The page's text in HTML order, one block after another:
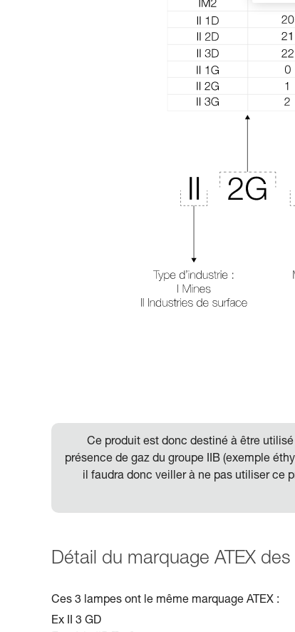
Ce produit est donc destiné à être
présence de gaz du groupe IIB (exemple
il faudra donc veiller à ne pas utiliser ce
Détail du marquage ATEX
Ces 3 lampes ont le même marquage ATEX :
Ex II 3 GD